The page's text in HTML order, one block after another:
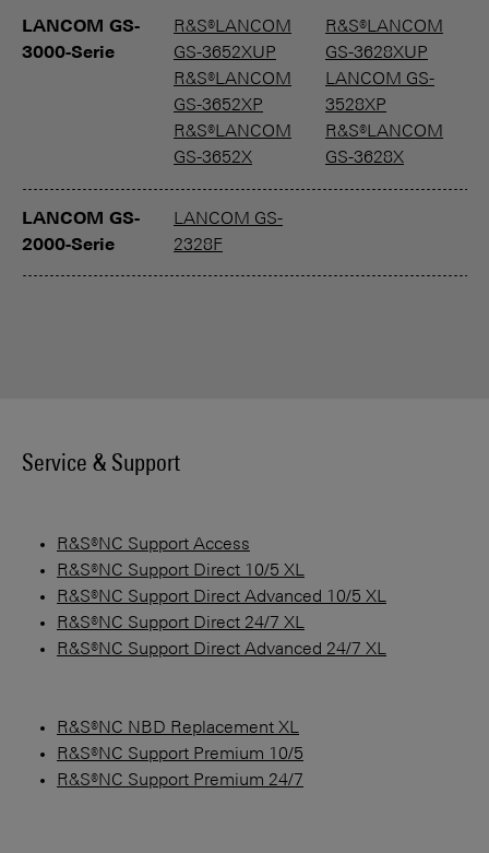
LANCOM GS-
3000-Serie
R&S®LANCOM
GS-3652XUP
R&S®LANCOM
GS-3652XP
R&S®LANCOM
GS-3652X
R&S®LANCOM
GS-3628XUP
LANCOM GS-
3528XP
R&S®LANCOM
GS-3628X
LANCOM GS-
2000-Serie
LANCOM GS-
2328F
Service & Support
R&S®NC Support Access
R&S®NC Support Direct 10/5 XL
R&S®NC Support Direct Advanced 10/5 XL
R&S®NC Support Direct 24/7 XL
R&S®NC Support Direct Advanced 24/7 XL
R&S®NC NBD Replacement XL
R&S®NC Support Premium 10/5
R&S®NC Support Premium 24/7